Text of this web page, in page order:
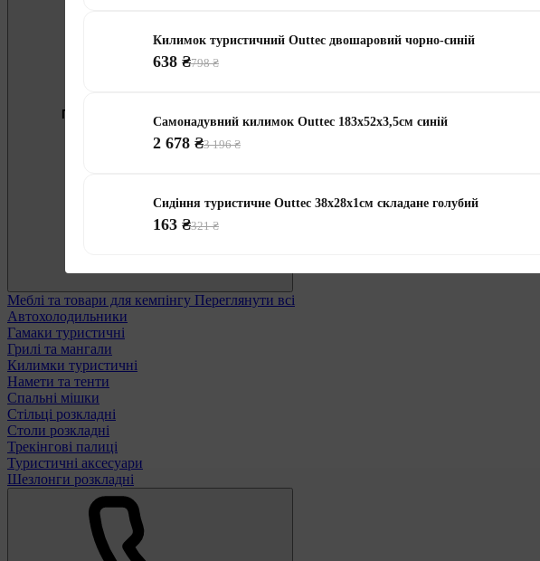
Підберемо меблі під ваші цілі
0 800 338 301
Меблі та товари для кемпінгу Переглянути всі
Автохолодильники
Гамаки туристичні
Грилі та мангали
Килимки туристичні
Намети та тенти
Спальні мішки
Стільці розкладні
Столи розкладні
Трекінгові палиці
Туристичні аксесуари
Шезлонги розкладні
Килимок туристичний Outtec двошаровий чорно-синій
638 ₴798 ₴
Самонадувний килимок Outtec 183x52x3,5см синій
2 678 ₴3 196 ₴
Сидіння туристичне Outtec 38x28x1см складане голубий
163 ₴321 ₴